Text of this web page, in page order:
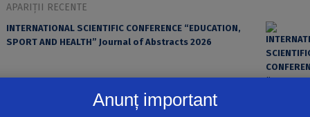
APARIȚII RECENTE
INTERNATIONAL SCIENTIFIC CONFERENCE “EDUCATION,
SPORT AND HEALTH” Journal of Abstracts 2026
Anunț important